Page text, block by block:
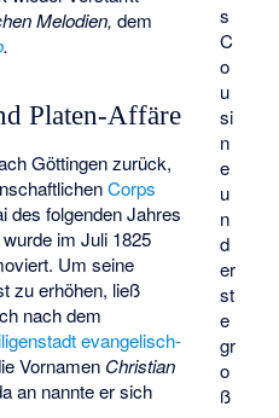
s
C
o
u
si
n
e
u
n
d
er
st
e
gr
o
ß
Melodien, dem
.
Platen-Affäre
Göttingen zurück,
Corps
des folgenden Jahres
im Juli 1825
Um seine
zu erhöhen, ließ
nach dem
evangelisch-
Vornamen Christian
an nannte er sich